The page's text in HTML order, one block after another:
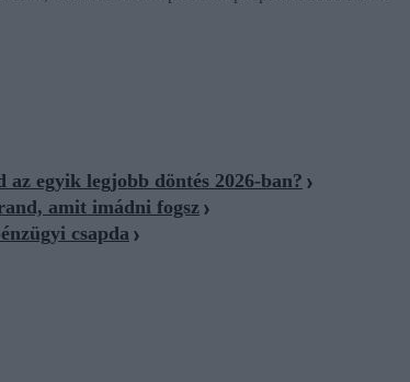
egyik legjobb döntés 2026-ban?
amit imádni fogsz
csapda